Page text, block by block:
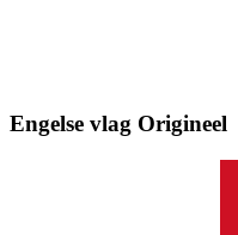
Engelse vlag Origineel